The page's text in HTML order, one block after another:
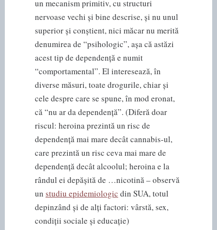
un mecanism primitiv, cu structuri
nervoase vechi și bine descrise, și nu unul
superior și conștient, nici măcar nu merită
denumirea de “psihologic”, așa că astăzi
acest tip de dependență e numit
“comportamental”. El interesează, în
diverse măsuri, toate drogurile, chiar și
cele despre care se spune, în mod eronat,
că “nu ar da dependență”. (Diferă doar
riscul: heroina prezintă un risc de
dependență mai mare decât cannabis-ul,
care prezintă un risc ceva mai mare de
dependență decât alcoolul; heroina e la
rândul ei depășită de …nicotină – observă
un studiu epidemiologic din SUA, totul
depinzând și de alți factori: vârstă, sex,
condiții sociale și educație)